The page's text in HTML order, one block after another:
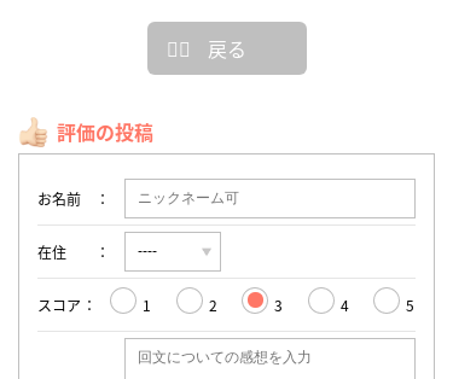
戻る
評価の投稿
お名前
在住
スコア 1 2 3 4 5